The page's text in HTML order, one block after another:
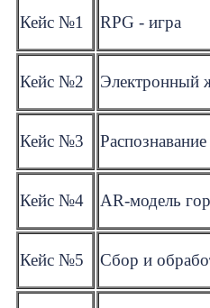
Кейс №1 RPG - игра
Кейс №2 Электронный
Кейс №3
Кейс №4 AR-модель
Кейс №5 Сбор и